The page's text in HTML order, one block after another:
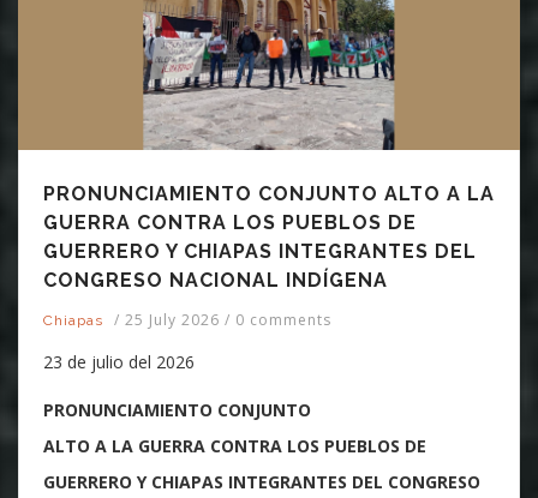
PRONUNCIAMIENTO CONJUNTO ALTO A LA
GUERRA CONTRA LOS PUEBLOS DE
GUERRERO Y CHIAPAS INTEGRANTES DEL
CONGRESO NACIONAL INDÍGENA
Chiapas / 25 July 2026 / 0 comments
23 de julio del 2026
PRONUNCIAMIENTO CONJUNTO
ALTO A LA GUERRA CONTRA LOS PUEBLOS DE
GUERRERO Y CHIAPAS INTEGRANTES DEL CONGRESO